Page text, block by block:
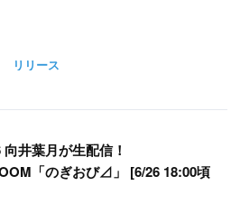
リリース
向井葉月が生配信！
「のぎおび⊿」 [6/26 18:00頃